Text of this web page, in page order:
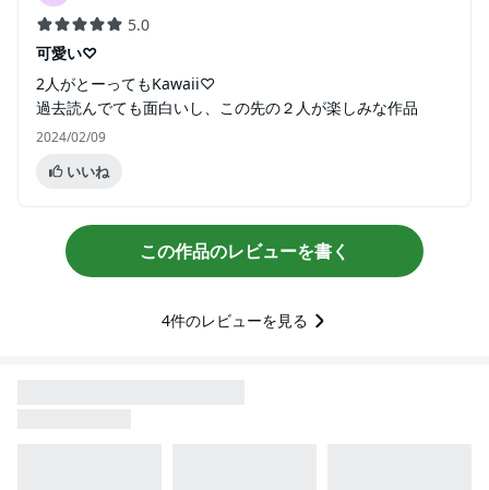
5.0
可愛い♡
2人がとーってもKawaii♡
過去読んでても面白いし、この先の２人が楽しみな作品
2024/02/09
いいね
この作品のレビューを書く
4件のレビューを見る